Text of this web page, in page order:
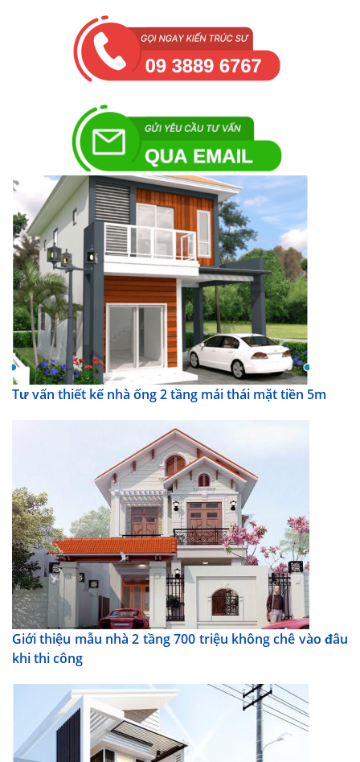
Tư vấn thiết kế nhà ống 2 tầng mái thái mặt tiền 5m
Giới thiệu mẫu nhà 2 tầng 700 triệu không chê vào đâu
khi thi công